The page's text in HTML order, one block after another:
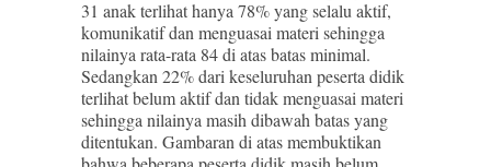
31 anak terlihat hanya 78% yang selalu aktif,
komunikatif dan menguasai materi sehingga
nilainya rata-rata 84 di atas batas minimal.
Sedangkan 22% dari keseluruhan peserta didik
terlihat belum aktif dan tidak menguasai materi
sehingga nilainya masih dibawah batas yang
ditentukan. Gambaran di atas membuktikan